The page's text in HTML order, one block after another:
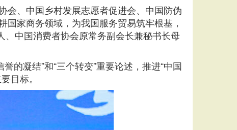
会、中国乡村发展志愿者促进会、中国防伪
家商务领域，为我国服务贸易筑牢根基，
中国消费者协会原常务副会长兼秘书长母
的凝结”和“三个转变”重要论述，推进“中国
目标。